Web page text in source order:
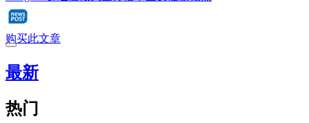
购买此文章
最新
热门